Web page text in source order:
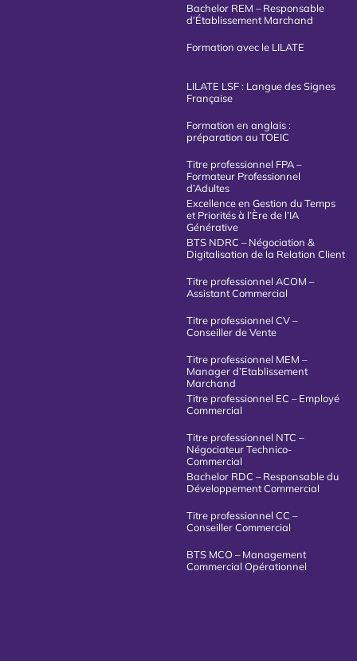
Bachelor REM – Responsable
d’Établissement Marchand
Formation avec le LILATE
LILATE LSF : Langue des Signes
Française
Formation en anglais :
préparation au TOEIC
Titre professionnel FPA –
Formateur Professionnel
d’Adultes
Excellence en Gestion du Temps
et Priorités à l’Ère de l’IA
Générative
BTS NDRC – Négociation &
Digitalisation de la Relation Client
Titre professionnel ACOM –
Assistant Commercial
Titre professionnel CV –
Conseiller de Vente
Titre professionnel MEM –
Manager d’Etablissement
Marchand
Titre professionnel EC – Employé
Commercial
Titre professionnel NTC –
Négociateur Technico-
Commercial
Bachelor RDC – Responsable du
Développement Commercial
Titre professionnel CC –
Conseiller Commercial
BTS MCO – Management
Commercial Opérationnel